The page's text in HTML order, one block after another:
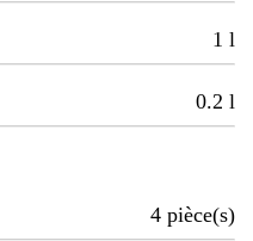
1 l
0.2 l
4 pièce(s)